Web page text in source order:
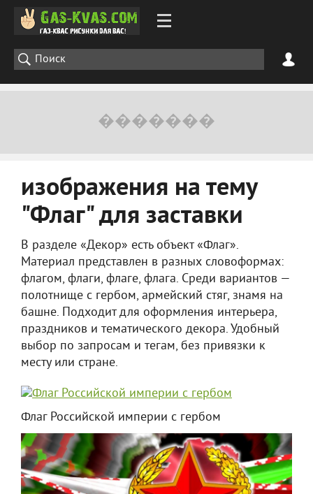
изображения на тему
"Флаг" для заставки
В разделе «Декор» есть объект «Флаг».
Материал представлен в разных словоформах:
флагом, флаги, флаге, флага. Среди вариантов —
полотнище с гербом, армейский стяг, знамя на
башне. Подходит для оформления интерьера,
праздников и тематического декора. Удобный
выбор по запросам и тегам, без привязки к
месту или стране.
Флаг Российской империи с гербом